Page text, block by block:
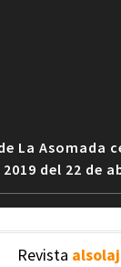
La Asomada
del 22 de
Revista